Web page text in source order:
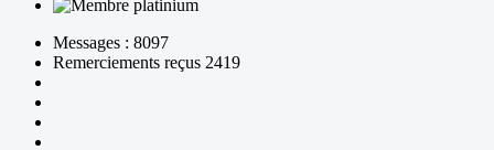
Messages : 8097
Remerciements reçus 2419